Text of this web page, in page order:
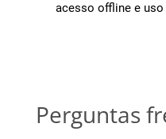
acesso offline e
Perguntas